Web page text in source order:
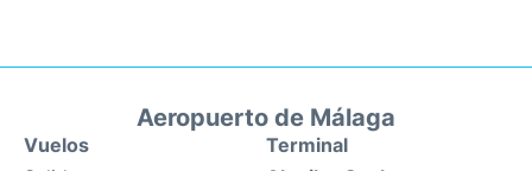
Aeropuerto de Málaga
Vuelos
Terminal